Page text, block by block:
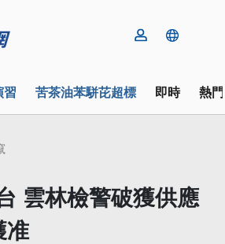
習 苦茶油苯駢芘超標 即時 熱
雲林檢警破獲供應
准